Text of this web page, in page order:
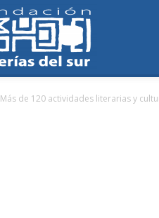
Más de 120 actividades literarias y